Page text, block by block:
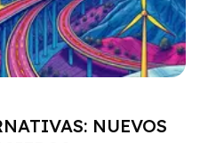
NUEVOS